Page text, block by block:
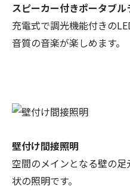
スピーカー付きポータブル
充電式で調光機能付きの
音質の音楽が楽しめます。
壁付け間接照明
空間のメインとなる壁の
状の照明です。